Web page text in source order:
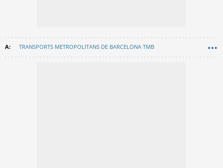
TRANSPORTS METROPOLITANS DE BARCELONA TMB